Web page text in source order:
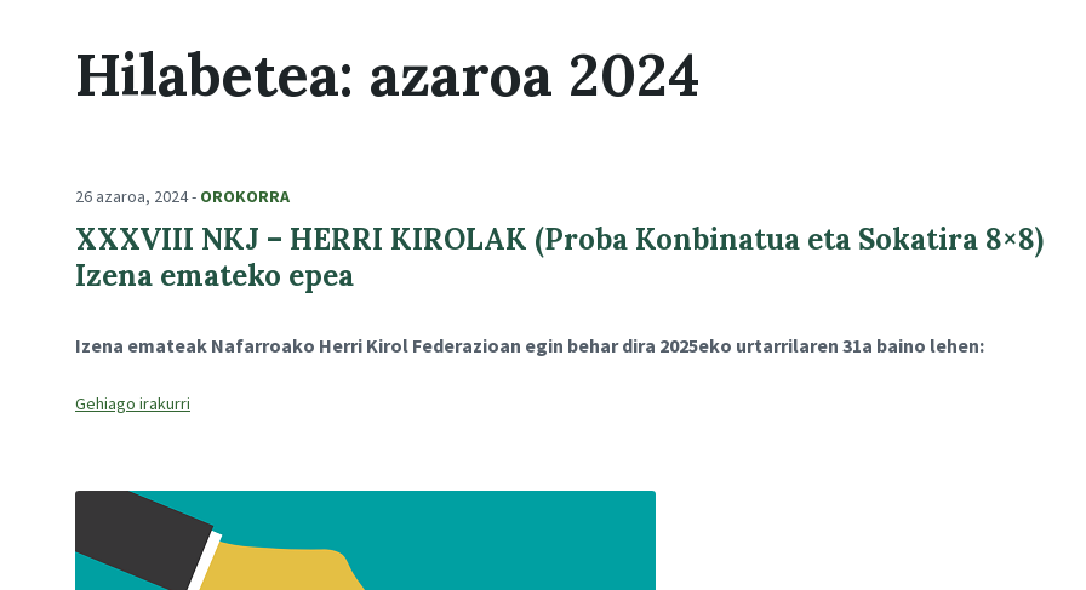
Hilabetea: azaroa 2024
26 azaroa, 2024- OROKORRA
XXXVIII NKJ – HERRI KIROLAK (Proba Konbinatua eta Sokatira 8×8)
Izena emateko epea
Izena emateak Nafarroako Herri Kirol Federazioan egin behar dira 2025eko urtarrilaren 31a baino lehen: